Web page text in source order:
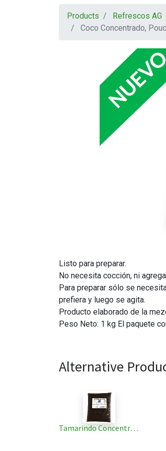
Products
Refrescos AG
Coco Concentrado,
Listo para preparar.
No necesita cocción, ni
Para preparar sólo se
prefiera y luego se agita.
Producto elaborado de la
Peso Neto: 1 kg El paquete
Alternative
Tamarindo Concentrado, Pouch 1 Kg